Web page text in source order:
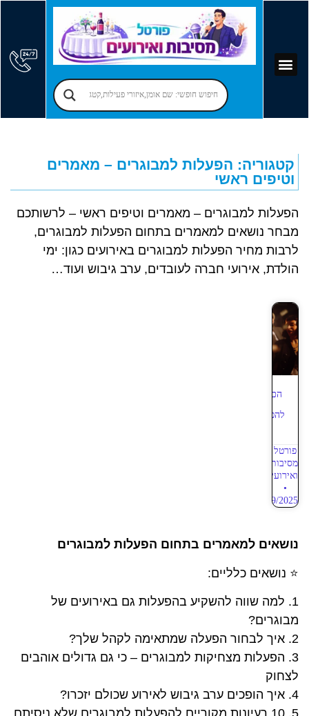
קטגוריה: הפעלות למבוגרים – מאמרים
וטיפים ראשי
הפעלות למבוגרים – מאמרים וטיפים ראשי – לרשותכם
מבחר נושאים למאמרים בתחום הפעלות למבוגרים,
לרבות מחיר הפעלות למבוגרים באירועים כגון: ימי
הולדת, אירועי חברה לעובדים, ערב גיבוש ועוד…
הכנסת תוכן הומוריסטי
להפעלות למבוגרים בימי
פורטל
מסיבות
ואירועים
12/09/2025
נושאים למאמרים בתחום הפעלות למבוגרים
⭐ נושאים כלליים:
1. למה שווה להשקיע בהפעלות גם באירועים של
מבוגרים?
2. איך לבחור הפעלה שמתאימה לקהל שלך?
3. הפעלות מצחיקות למבוגרים – כי גם גדולים אוהבים
לצחוק
4. איך הופכים ערב גיבוש לאירוע שכולם יזכרו?